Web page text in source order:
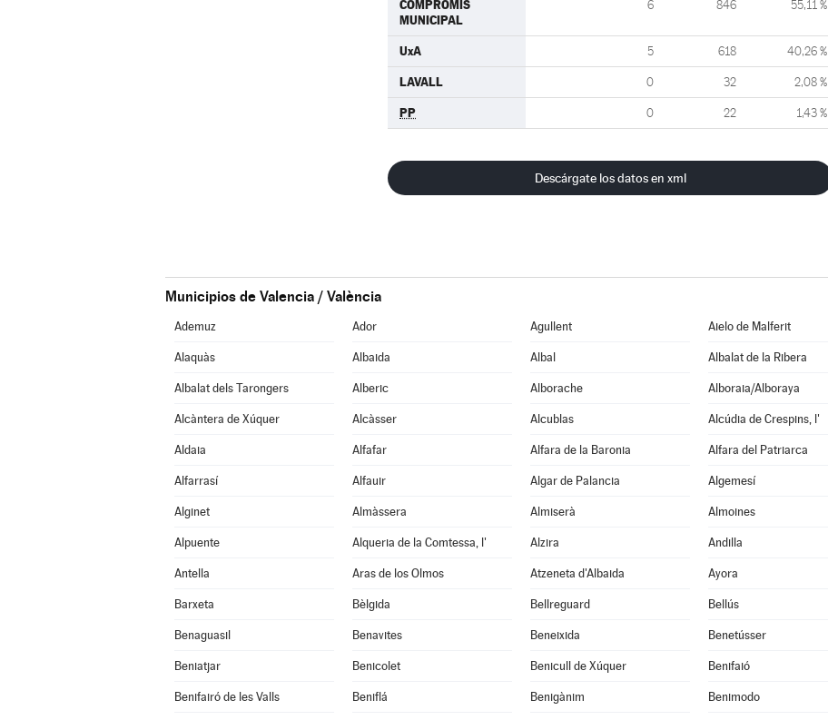
COMPROMIS
MUNICIPAL
6 846 55,11 %
UxA 5 618 40,26 %
LAVALL 0 32 2,08 %
PP 0 22 1,43 %
Descárgate los datos en xml
Municipios de Valencia / València
Ademuz Ador Agullent Aielo de Malferit
Alaquàs Albaida Albal Albalat de la Ribera
Albalat dels Tarongers Alberic Alborache Alboraia/Alboraya
Alcàntera de Xúquer Alcàsser Alcublas Alcúdia de Crespins, l'
Aldaia Alfafar Alfara de la Baronia Alfara del Patriarca
Alfarrasí Alfauir Algar de Palancia Algemesí
Alginet Almàssera Almiserà Almoines
Alpuente Alqueria de la Comtessa, l' Alzira Andilla
Antella Aras de los Olmos Atzeneta d'Albaida Ayora
Barxeta Bèlgida Bellreguard Bellús
Benaguasil Benavites Beneixida Benetússer
Beniatjar Benicolet Benicull de Xúquer Benifaió
Benifairó de les Valls Beniflá Benigànim Benimodo